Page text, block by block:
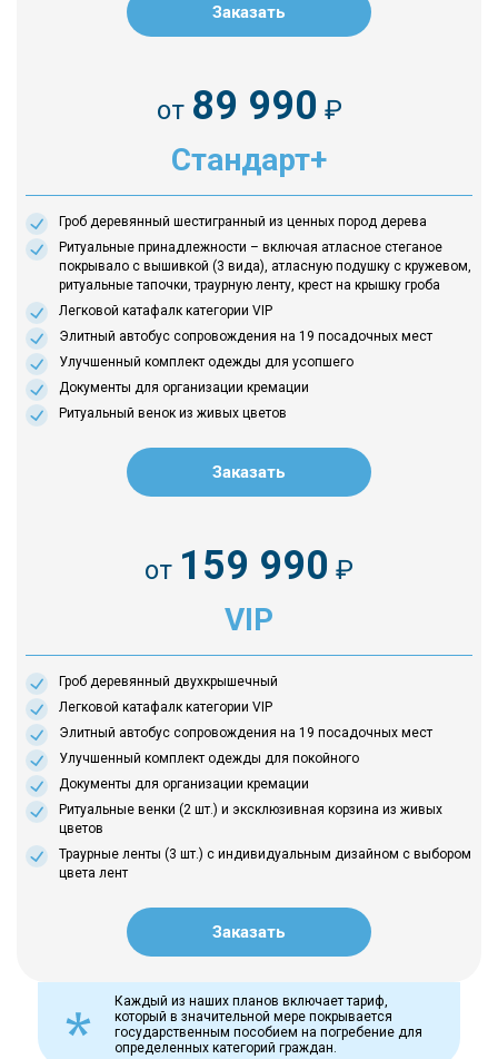
Заказать
от 89 990 ₽
Стандарт+
Гроб деревянный шестигранный из ценных пород дерева
Ритуальные принадлежности – включая атласное стеганое
покрывало с вышивкой (3 вида), атласную подушку с кружевом,
ритуальные тапочки, траурную ленту, крест на крышку гроба
Легковой катафалк категории VIP
Элитный автобус сопровождения на 19 посадочных мест
Улучшенный комплект одежды для усопшего
Документы для организации кремации
Ритуальный венок из живых цветов
Заказать
от 159 990 ₽
VIP
Гроб деревянный двухкрышечный
Легковой катафалк категории VIP
Элитный автобус сопровождения на 19 посадочных мест
Улучшенный комплект одежды для покойного
Документы для организации кремации
Ритуальные венки (2 шт.) и эксклюзивная корзина из живых
цветов
Траурные ленты (3 шт.) с индивидуальным дизайном с выбором
цвета лент
Заказать
Каждый из наших планов включает тариф,
который в значительной мере покрывается
государственным пособием на погребение для
определенных категорий граждан.